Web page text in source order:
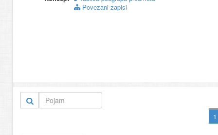
Povezani zapisi